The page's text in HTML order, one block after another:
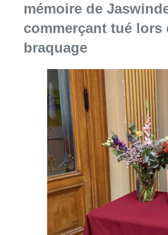
mémoire de
commerçant tué lors
braquage